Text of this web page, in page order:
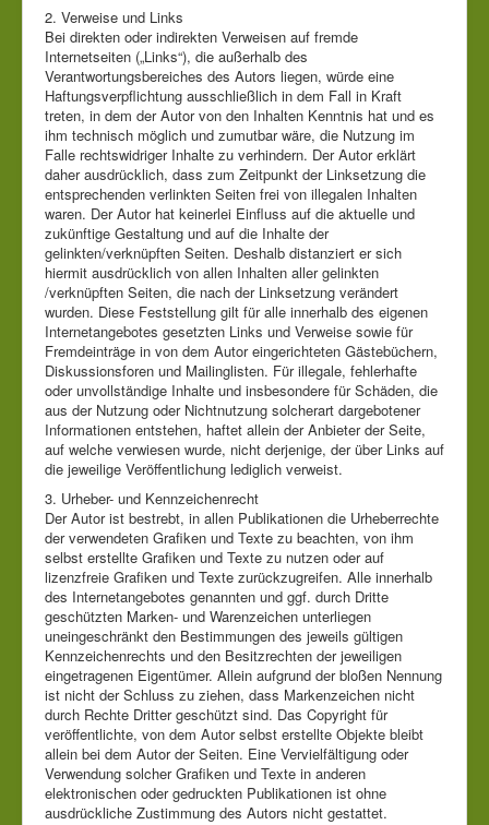
2. Verweise und Links
Bei direkten oder indirekten Verweisen auf fremde
Internetseiten („Links“), die außerhalb des
Verantwortungsbereiches des Autors liegen, würde eine
Haftungsverpflichtung ausschließlich in dem Fall in Kraft
treten, in dem der Autor von den Inhalten Kenntnis hat und es
ihm technisch möglich und zumutbar wäre, die Nutzung im
Falle rechtswidriger Inhalte zu verhindern. Der Autor erklärt
daher ausdrücklich, dass zum Zeitpunkt der Linksetzung die
entsprechenden verlinkten Seiten frei von illegalen Inhalten
waren. Der Autor hat keinerlei Einfluss auf die aktuelle und
zukünftige Gestaltung und auf die Inhalte der
gelinkten/verknüpften Seiten. Deshalb distanziert er sich
hiermit ausdrücklich von allen Inhalten aller gelinkten
/verknüpften Seiten, die nach der Linksetzung verändert
wurden. Diese Feststellung gilt für alle innerhalb des eigenen
Internetangebotes gesetzten Links und Verweise sowie für
Fremdeinträge in von dem Autor eingerichteten Gästebüchern,
Diskussionsforen und Mailinglisten. Für illegale, fehlerhafte
oder unvollständige Inhalte und insbesondere für Schäden, die
aus der Nutzung oder Nichtnutzung solcherart dargebotener
Informationen entstehen, haftet allein der Anbieter der Seite,
auf welche verwiesen wurde, nicht derjenige, der über Links auf
die jeweilige Veröffentlichung lediglich verweist.
3. Urheber- und Kennzeichenrecht
Der Autor ist bestrebt, in allen Publikationen die Urheberrechte
der verwendeten Grafiken und Texte zu beachten, von ihm
selbst erstellte Grafiken und Texte zu nutzen oder auf
lizenzfreie Grafiken und Texte zurückzugreifen. Alle innerhalb
des Internetangebotes genannten und ggf. durch Dritte
geschützten Marken- und Warenzeichen unterliegen
uneingeschränkt den Bestimmungen des jeweils gültigen
Kennzeichenrechts und den Besitzrechten der jeweiligen
eingetragenen Eigentümer. Allein aufgrund der bloßen Nennung
ist nicht der Schluss zu ziehen, dass Markenzeichen nicht
durch Rechte Dritter geschützt sind. Das Copyright für
veröffentlichte, von dem Autor selbst erstellte Objekte bleibt
allein bei dem Autor der Seiten. Eine Vervielfältigung oder
Verwendung solcher Grafiken und Texte in anderen
elektronischen oder gedruckten Publikationen ist ohne
ausdrückliche Zustimmung des Autors nicht gestattet.